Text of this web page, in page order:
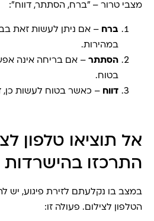
מצבי טרור – "ברח, הסתתר, דווח":
ברח – אם ניתן לעשות זאת
במהירות.
הסתתר – אם בריחה אינה
בטוח.
דווח – כאשר בטוח לעשות כן,
אל תוציאו טלפון
התרכזו בהישרדות
במצב בו נקלעתם לזירת פיגוע, יש
הטלפון לצילום. פעולה זו: